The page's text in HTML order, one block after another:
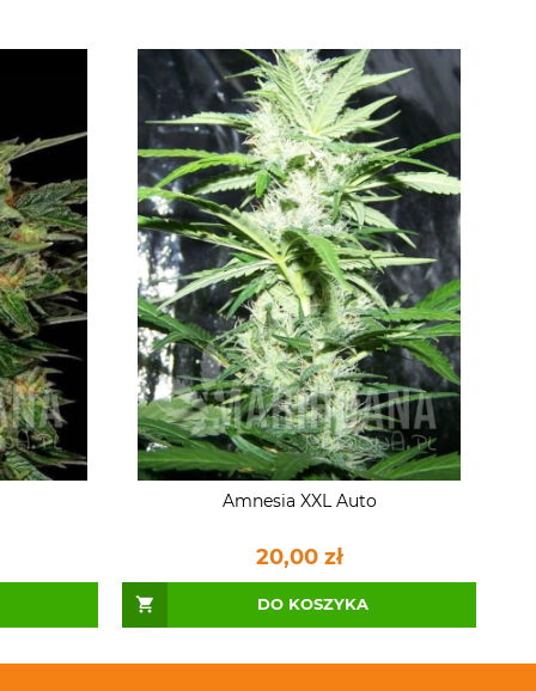
Amnesia XXL Auto
20,00 zł
DO KOSZYKA